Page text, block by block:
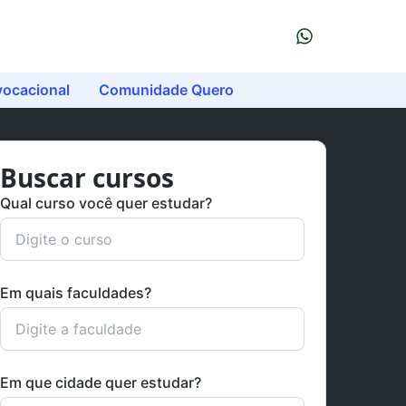
Comunidade Quero
Buscar cursos
Qual curso você quer estudar?
Em quais faculdades?
Em que cidade quer estudar?